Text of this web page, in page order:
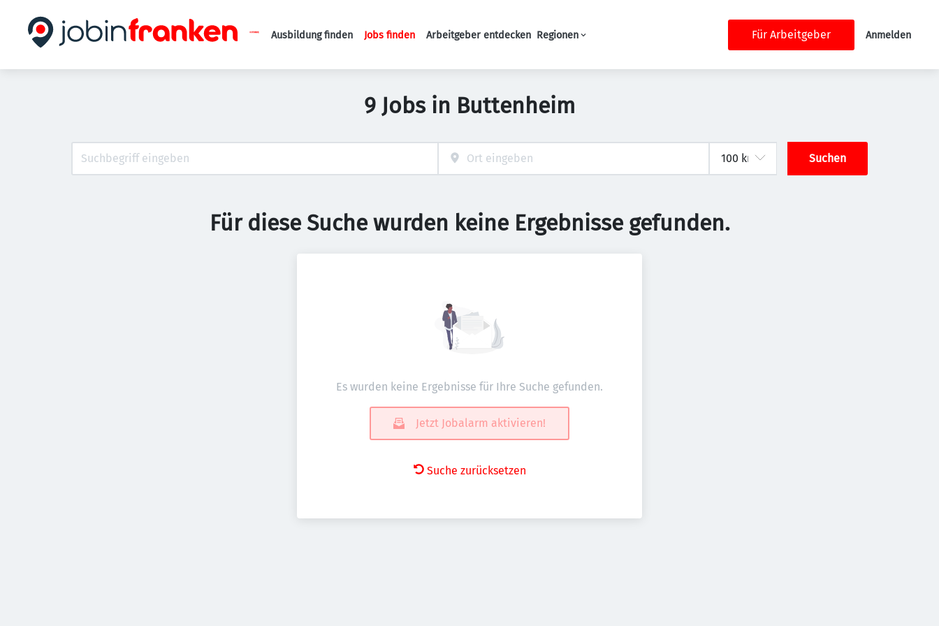
Haupt-Navigation
Ausbildung finden Jobs finden Arbeitgeber entdecken Regionen Für Arbeitgeber Anmelden
9 Jobs in Buttenheim
Suchen
Für diese Suche wurden keine Ergebnisse gefunden.
Es wurden keine Ergebnisse für Ihre Suche gefunden.
Jetzt Jobalarm aktivieren!
Suche zurücksetzen